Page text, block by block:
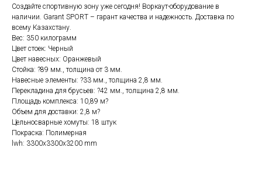
Создайте спортивную зону уже сегодня! Воркаут-оборудование в
наличии. Garant SPORT – гарант качества и надежность. Доставка по
всему Казахстану.
Вес: 350 килограмм
Цвет стоек: Черный
Цвет навесных: Оранжевый
Стойка: ?89 мм., толщина от 3 мм.
Навесные элементы: ?33 мм., толщина 2,8 мм.
Перекладина для брусьев: ?42 мм., толщина 2,8 мм.
Площадь комплекса: 10,89 м?
Объем для доставки: 2,8 м?
Цельносварные хомуты: 18 штук
Покраска: Полимерная
lwh: 3300x3300x3200 mm